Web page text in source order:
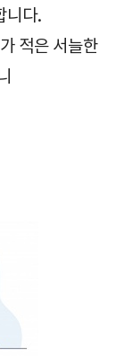
니다.
적은 서늘한